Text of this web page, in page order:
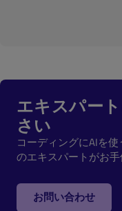
エキスパー
さい
コーディングにAIを
のエキスパートがお手
お問い合わせ